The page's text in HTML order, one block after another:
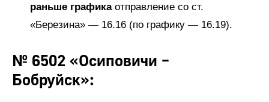
раньше графикаотправление со ст.
«Березина» — 16.16 (по графику — 16.19).
№ 6502 «Осиповичи –
Бобруйск»: